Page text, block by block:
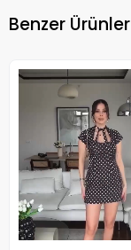
Benzer Ürünler